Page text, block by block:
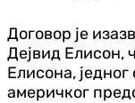
Договор је
Дејвид Елисон,
Елисона,
америчког